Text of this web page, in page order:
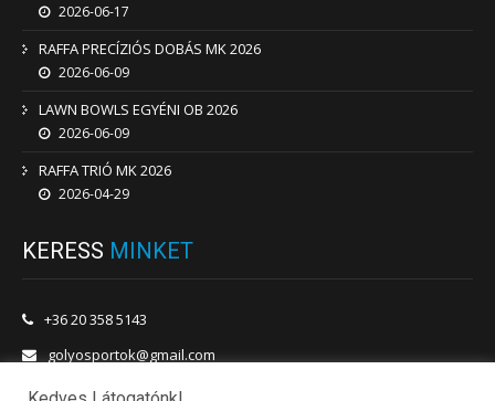
2026-06-17
RAFFA PRECÍZIÓS DOBÁS MK 2026
2026-06-09
LAWN BOWLS EGYÉNI OB 2026
2026-06-09
RAFFA TRIÓ MK 2026
2026-04-29
KERESS MINKET
+36 20 358 5143
golyosportok@gmail.com
1201 Budapest, Vörösmarty utca 180.